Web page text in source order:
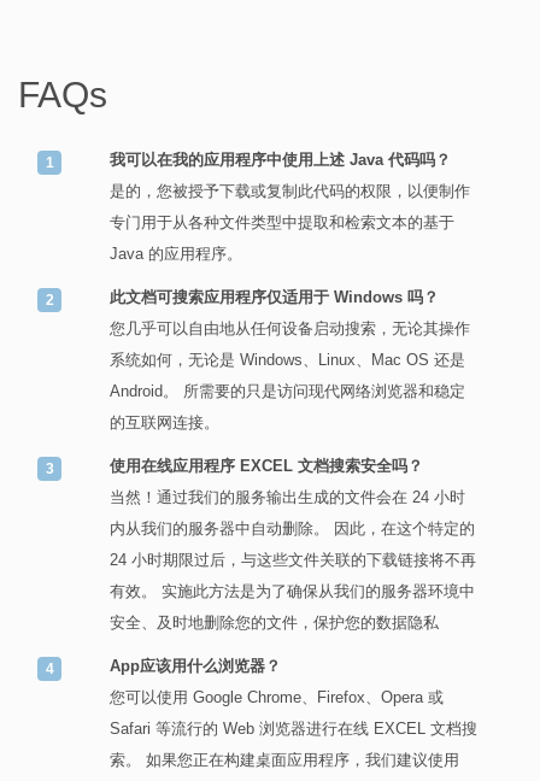
FAQs
我可以在我的应用程序中使用上述 Java 代码吗？
是的，您被授予下载或复制此代码的权限，以便制作
专门用于从各种文件类型中提取和检索文本的基于
Java 的应用程序。
此文档可搜索应用程序仅适用于 Windows 吗？
您几乎可以自由地从任何设备启动搜索，无论其操作
系统如何，无论是 Windows、Linux、Mac OS 还是
Android。 所需要的只是访问现代网络浏览器和稳定
的互联网连接。
使用在线应用程序 EXCEL 文档搜索安全吗？
当然！通过我们的服务输出生成的文件会在 24 小时
内从我们的服务器中自动删除。 因此，在这个特定的
24 小时期限过后，与这些文件关联的下载链接将不再
有效。 实施此方法是为了确保从我们的服务器环境中
安全、及时地删除您的文件，保护您的数据隐私
App应该用什么浏览器？
您可以使用 Google Chrome、Firefox、Opera 或
Safari 等流行的 Web 浏览器进行在线 EXCEL 文档搜
索。 如果您正在构建桌面应用程序，我们建议使用